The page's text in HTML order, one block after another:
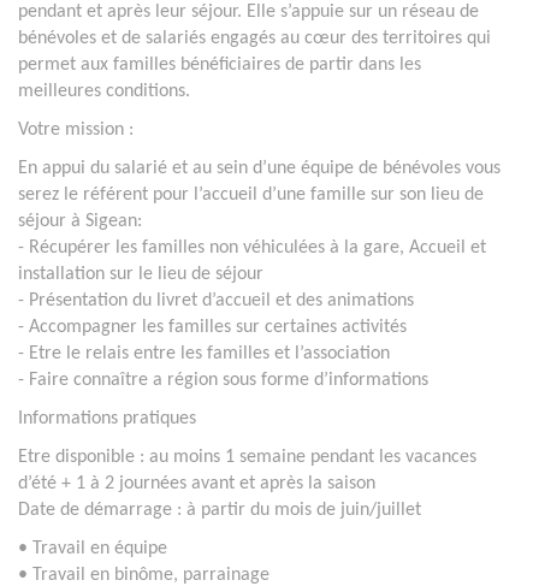
pendant et après leur séjour. Elle s’appuie sur un réseau de
bénévoles et de salariés engagés au cœur des territoires qui
permet aux familles bénéficiaires de partir dans les
meilleures conditions.
Votre mission :
En appui du salarié et au sein d’une équipe de bénévoles vous
serez le référent pour l’accueil d’une famille sur son lieu de
séjour à Sigean:
- Récupérer les familles non véhiculées à la gare, Accueil et
installation sur le lieu de séjour
- Présentation du livret d’accueil et des animations
- Accompagner les familles sur certaines activités
- Etre le relais entre les familles et l’association
- Faire connaître a région sous forme d’informations
Informations pratiques
Etre disponible : au moins 1 semaine pendant les vacances
d’été + 1 à 2 journées avant et après la saison
Date de démarrage : à partir du mois de juin/juillet
• Travail en équipe
• Travail en binôme, parrainage